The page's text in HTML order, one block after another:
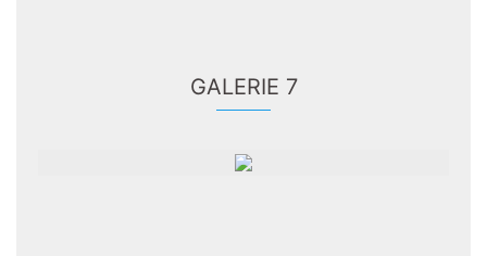
GALERIE 7